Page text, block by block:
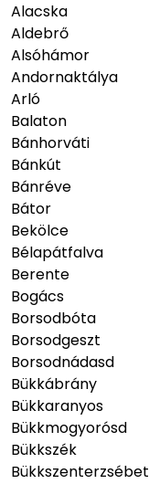
Alacska
Aldebrő
Alsóhámor
Andornaktálya
Arló
Balaton
Bánhorváti
Bánkút
Bánréve
Bátor
Bekölce
Bélapátfalva
Berente
Bogács
Borsodbóta
Borsodgeszt
Borsodnádasd
Bükkábrány
Bükkaranyos
Bükkmogyorósd
Bükkszék
Bükkszenterzsébet